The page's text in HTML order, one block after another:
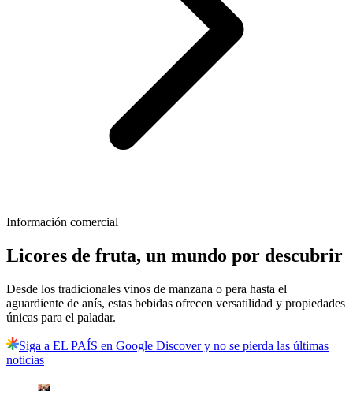
Información comercial
Licores de fruta, un mundo por descubrir
Desde los tradicionales vinos de manzana o pera hasta el
aguardiente de anís, estas bebidas ofrecen versatilidad y propiedades
únicas para el paladar.
Siga a EL PAÍS en Google Discover y no se pierda las últimas
noticias